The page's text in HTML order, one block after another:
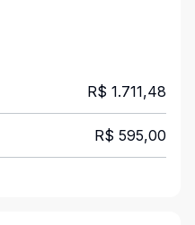
R$ 1.711,48
R$ 595,00